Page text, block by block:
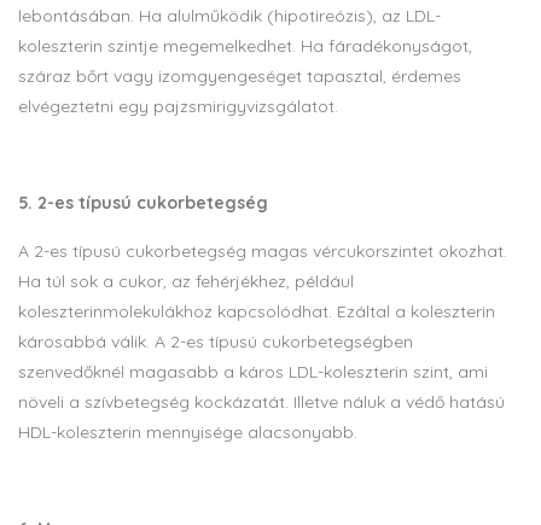
lebontásában. Ha alulműködik (hipotireózis), az LDL-
koleszterin szintje megemelkedhet. Ha fáradékonyságot,
száraz bőrt vagy izomgyengeséget tapasztal, érdemes
elvégeztetni egy pajzsmirigyvizsgálatot.
5. 2-es típusú cukorbetegség
A 2-es típusú cukorbetegség magas vércukorszintet okozhat.
Ha túl sok a cukor, az fehérjékhez, például
koleszterinmolekulákhoz kapcsolódhat. Ezáltal a koleszterin
károsabbá válik. A 2-es típusú cukorbetegségben
szenvedőknél magasabb a káros LDL-koleszterin szint, ami
növeli a szívbetegség kockázatát. Illetve náluk a védő hatású
HDL-koleszterin mennyisége alacsonyabb.